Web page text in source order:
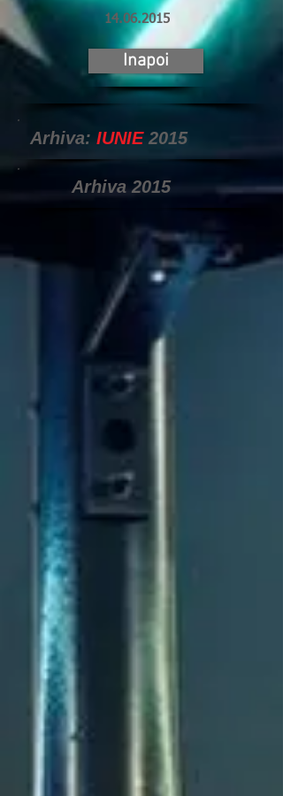
14.06.2015
Inapoi
Arhiva: IUNIE2015
Arhiva 2015